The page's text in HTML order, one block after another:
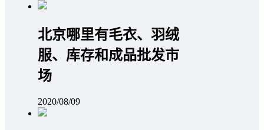
北京哪里有毛衣、羽绒
服、库存和成品批发市
场
2020/08/09